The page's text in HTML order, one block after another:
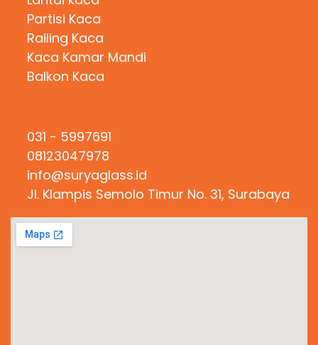
Partisi Kaca
Railing Kaca
Kaca Kamar Mandi
Balkon Kaca
031 - 5997691
08123047978
info@suryaglass.id
Jl. Klampis Semolo Timur No. 31, Surabaya